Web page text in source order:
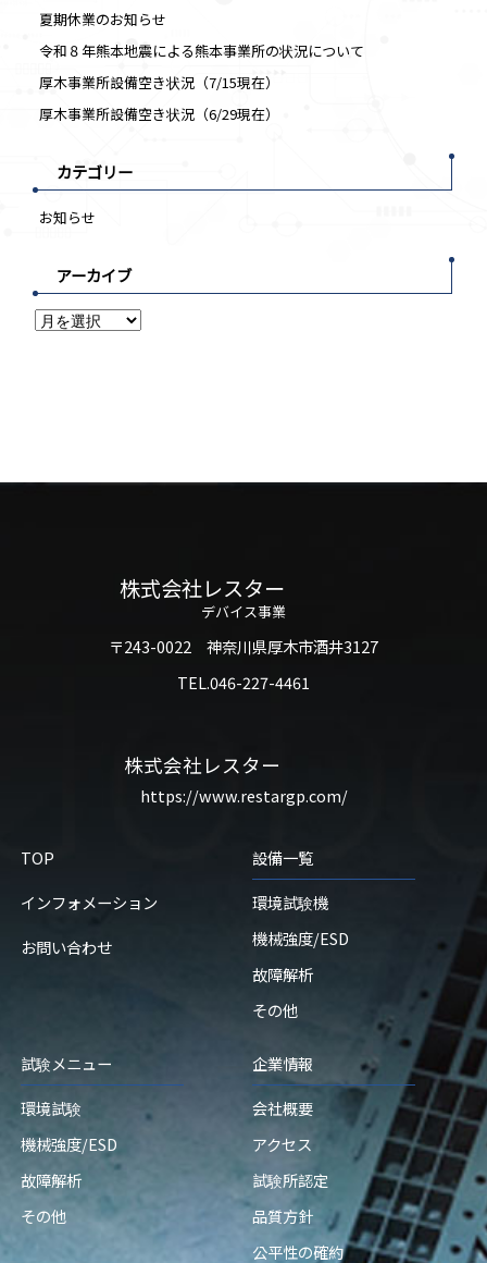
夏期休業のお知らせ
令和８年熊本地震による熊本事業所の状況について
厚木事業所設備空き状況（7/15現在）
厚木事業所設備空き状況（6/29現在）
カテゴリー
お知らせ
アーカイブ
株式会社レスター
デバイス事業
〒243-0022 神奈川県厚木市酒井3127
TEL.046-227-4461
株式会社レスター
https://www.restargp.com/
TOP
インフォメーション
お問い合わせ
設備一覧
環境試験機
機械強度/ESD
故障解析
その他
試験メニュー
環境試験
機械強度/ESD
故障解析
その他
企業情報
会社概要
アクセス
試験所認定
品質方針
公平性の確約